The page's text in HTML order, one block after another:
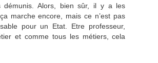
démunis. Alors, bien sûr, il y a les
marche encore, mais ce n’est pas
pour un Etat. Etre professeur,
et comme tous les métiers, cela